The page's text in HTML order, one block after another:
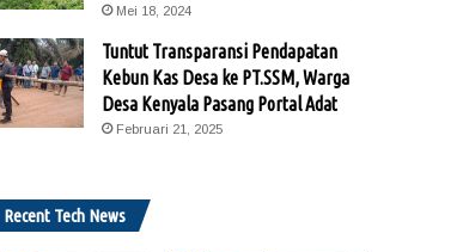
Mei 18, 2024
Tuntut Transparansi Pendapatan
Kebun Kas Desa ke PT.SSM, Warga
Desa Kenyala Pasang Portal Adat
Februari 21, 2025
Recent Tech News